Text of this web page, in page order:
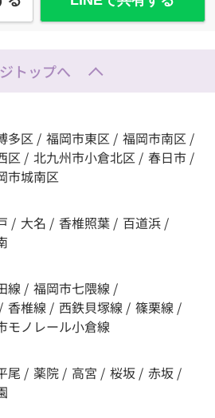
トップへ
多区 / 福岡市東区 / 福岡市南区 /
区 / 北九州市小倉北区 / 春日市 /
市城南区
/ 大名 / 香椎照葉 / 百道浜 /
線 / 福岡市七隈線 /
/ 香椎線 / 西鉄貝塚線 / 篠栗線 /
モノレール小倉線
尾 / 薬院 / 高宮 / 桜坂 / 赤坂 /